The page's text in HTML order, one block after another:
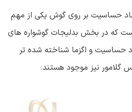
حساسیت بر روی گوش یکی از مهم
که در بخش بدلیجات گوشواره های
حساسیت و اگزما شناخته شده تر
گلامور نیز موجود هستند.